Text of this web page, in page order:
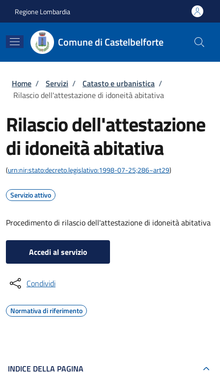
Regione Lombardia
Comune di Castelbelforte
Briciole di pane
Home / Servizi / Catasto e urbanistica /
Rilascio dell'attestazione di idoneità abitativa
Rilascio dell'attestazione
di idoneità abitativa
(urn:nir:stato:decreto.legislativo:1998-07-25;286~art29)
Servizio attivo
Procedimento di rilascio dell'attestazione di idoneità abitativa
Accedi al servizio
Condividi
Normativa di riferimento
INDICE DELLA PAGINA